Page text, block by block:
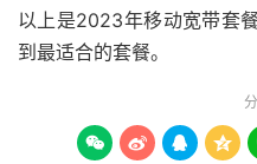
以上是2023年移动宽带套
到最适合的套餐。
   